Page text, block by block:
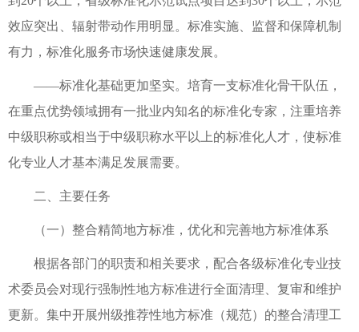
效应突出、辐射带动作用明显。标准实施、监督和保障机制
有力，标准化服务市场快速健康发展。
——标准化基础更加坚实。培育一支标准化骨干队伍，
在重点优势领域拥有一批业内知名的标准化专家，注重培养
中级职称或相当于中级职称水平以上的标准化人才，使标准
化专业人才基本满足发展需要。
二、主要任务
（一）整合精简地方标准，优化和完善地方标准体系
根据各部门的职责和相关要求，配合各级标准化专业技
术委员会对现行强制性地方标准进行全面清理、复审和维护
更新。集中开展州级推荐性地方标准（规范）的整合清理工